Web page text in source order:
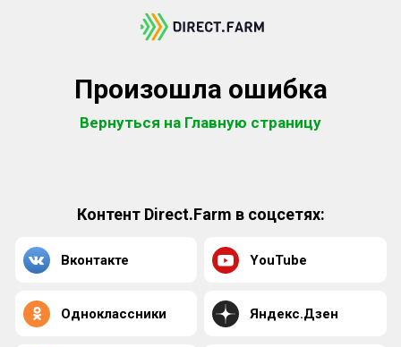
Произошла ошибка
Вернуться на Главную страницу
Контент Direct.Farm в соцсетях:
Вконтакте YouTube
Одноклассники Яндекс.Дзен